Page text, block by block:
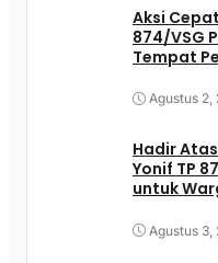
Aksi
874/VSG
Tempat
Agustus 2,
Hadir
Yonif TP
untuk
Agustus 3,